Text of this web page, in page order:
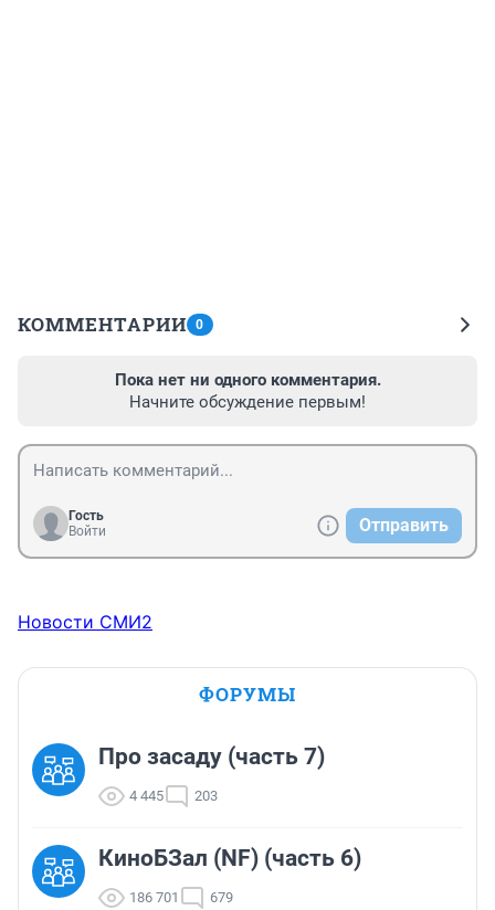
КОММЕНТАРИИ 0
Пока нет ни одного комментария.
Начните обсуждение первым!
Гость
Войти
Отправить
Новости СМИ2
ФОРУМЫ
Про засаду (часть 7)
4 445 203
КиноБЗал (NF) (часть 6)
186 701 679